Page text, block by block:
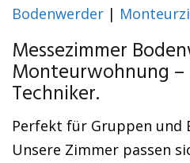
Bodenwerder |
Messezimmer
Monteurwohnung –
Techniker.
Perfekt für Gruppen und
Unsere Zimmer passen